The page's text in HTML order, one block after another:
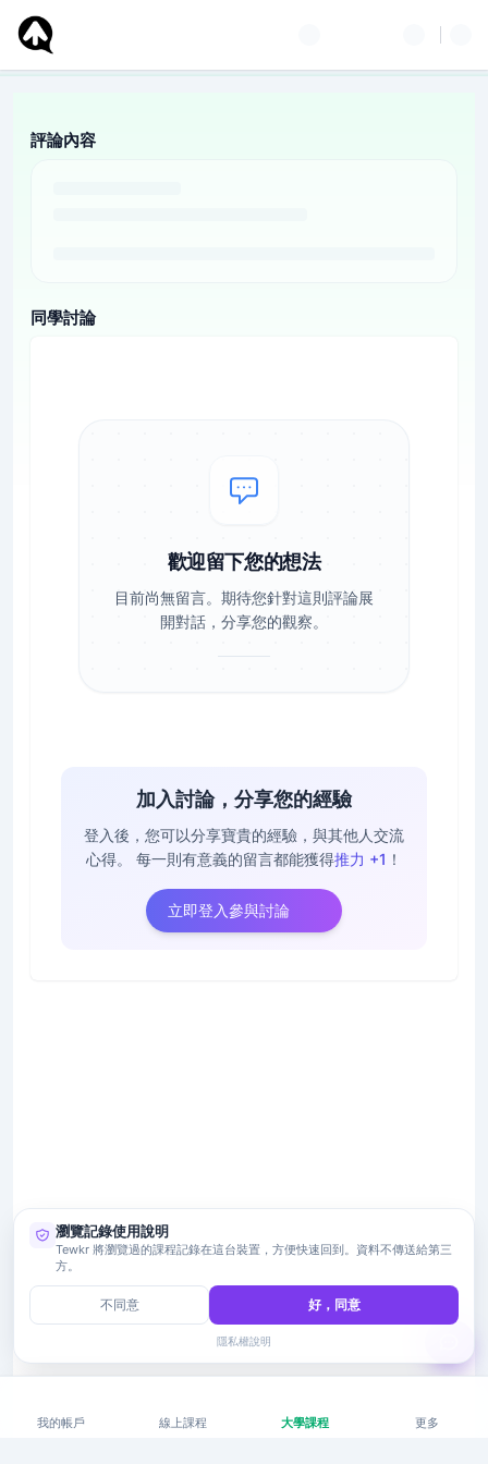
評論內容
同學討論
歡迎留下您的想法
目前尚無留言。期待您針對這則評論展
開對話，分享您的觀察。
加入討論，分享您的經驗
登入後，您可以分享寶貴的經驗，與其他人交流
心得。
每一則有意義的留言都能獲得推力 +1 ！
立即登入參與討論
我的帳戶 線上課程 大學課程 更多
瀏覽記錄使用說明
Tewkr 將瀏覽過的課程記錄在這台裝置，方便快速回到。資料不傳送給第三
方。
不同意 好，同意
隱私權說明